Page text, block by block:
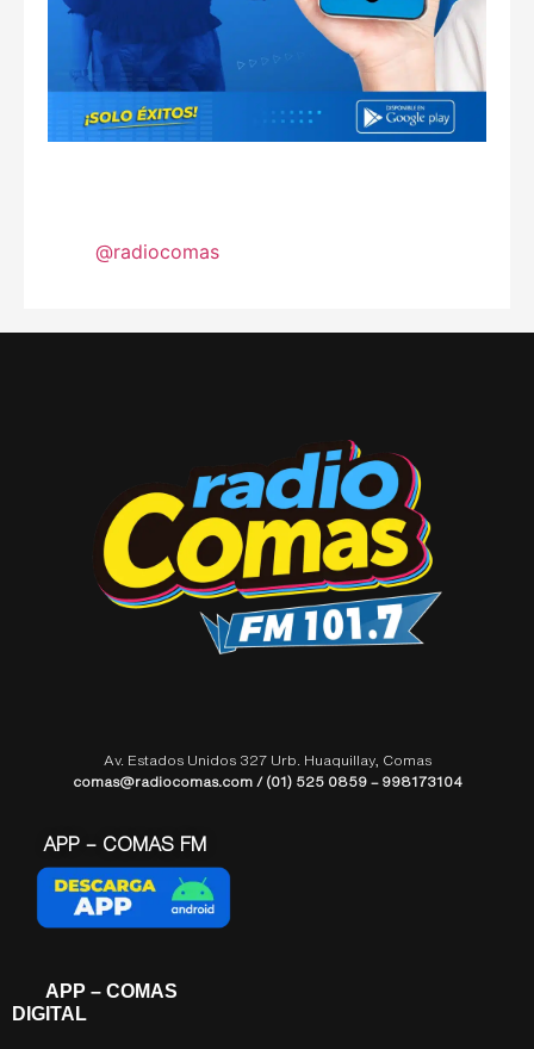
@radiocomas
Av. Estados Unidos 327 Urb. Huaquillay, Comas
comas@radiocomas.com / (01) 525 0859 – 998173104
APP – COMAS FM
APP – COMAS
DIGITAL